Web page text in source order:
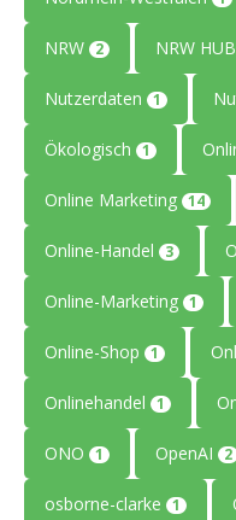
NRW 2 NRW HUB
Nutzerdaten 1
Ökologisch 1
Online Marketing 14
Online-Handel 3
Online-Marketing 1
Online-Shop 1
Onlinehandel 1
ONO 1 OpenAI 2
osborne-clarke 1